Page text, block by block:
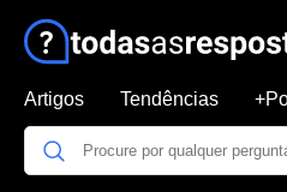
Artigos Tendências